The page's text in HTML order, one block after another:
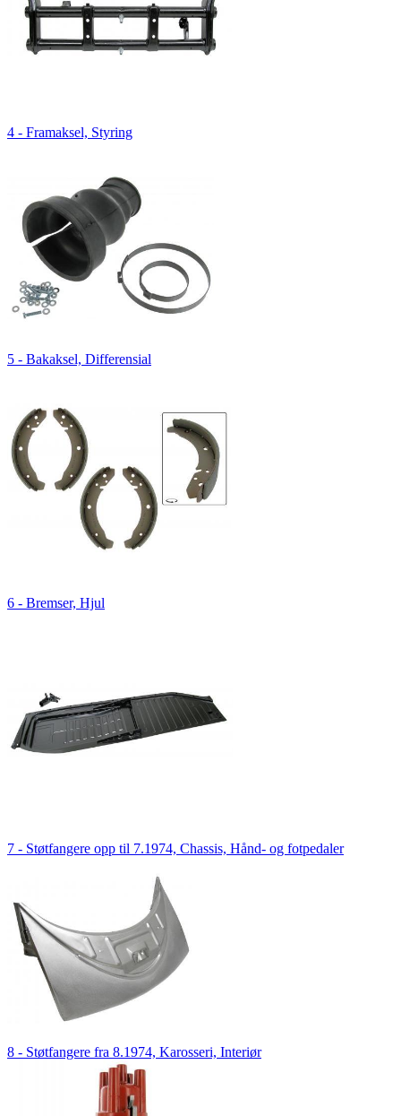
4 - Framaksel, Styring
5 - Bakaksel, Differensial
6 - Bremser, Hjul
7 - Støtfangere opp til 7.1974, Chassis, Hånd- og fotpedaler
8 - Støtfangere fra 8.1974, Karosseri, Interiør